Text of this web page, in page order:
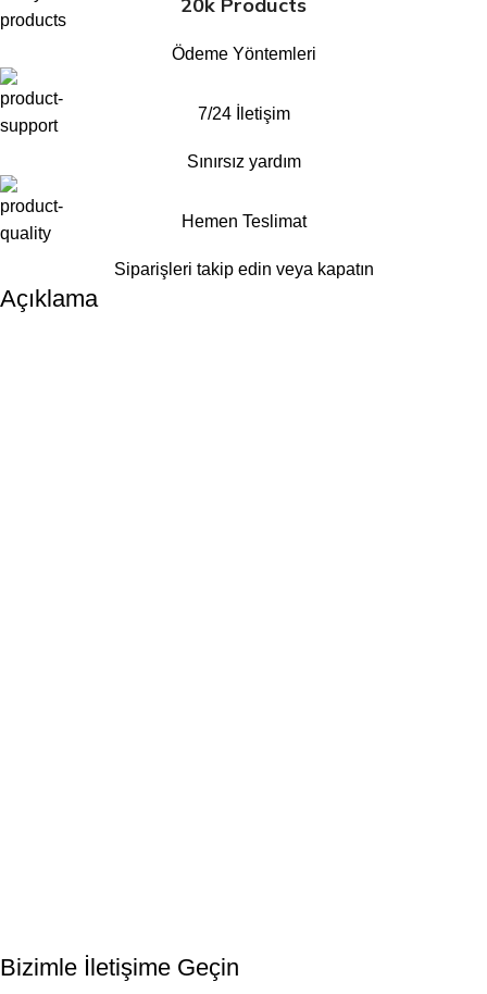
Ödeme Yöntemleri
7/24 İletişim
Sınırsız yardım
Hemen Teslimat
Siparişleri takip edin veya kapatın
Açıklama
Bizimle İletişime Geçin